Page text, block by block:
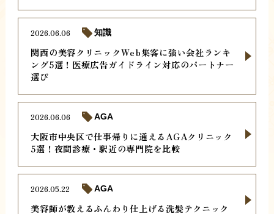
関西の美容クリニックWeb集客に強い会社ランキ
ング5選！医療広告ガイドライン対応のパートナー
選び
2026.06.06 知識
大阪市中央区で仕事帰りに通えるAGAクリニック
5選！夜間診療・駅近の専門院を比較
2026.06.06 AGA
美容師が教えるふんわり仕上げる洗髪テクニック
2026.05.22 AGA